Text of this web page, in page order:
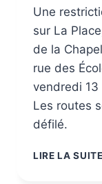
Une
sur La
de la
rue des
vendredi 13
Les routes
défilé.
LIRE LA SUITE